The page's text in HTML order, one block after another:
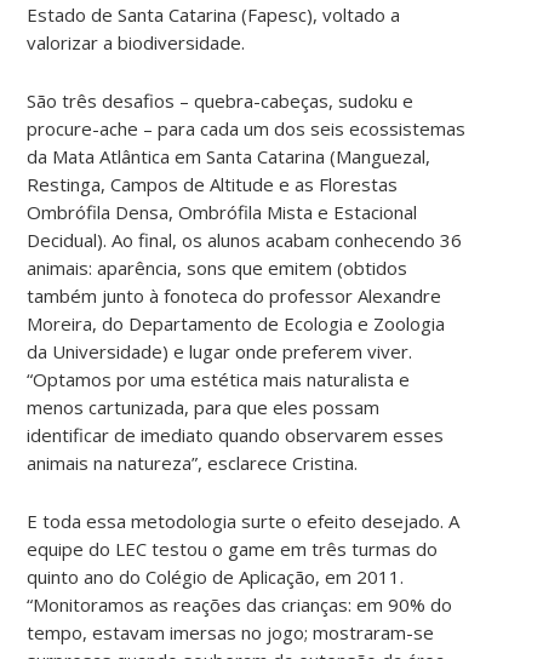
Estado de Santa Catarina (Fapesc), voltado a
valorizar a biodiversidade.
São três desafios – quebra-cabeças, sudoku e
procure-ache – para cada um dos seis ecossistemas
da Mata Atlântica em Santa Catarina (Manguezal,
Restinga, Campos de Altitude e as Florestas
Ombrófila Densa, Ombrófila Mista e Estacional
Decidual). Ao final, os alunos acabam conhecendo 36
animais: aparência, sons que emitem (obtidos
também junto à fonoteca do professor Alexandre
Moreira, do Departamento de Ecologia e Zoologia
da Universidade) e lugar onde preferem viver.
“Optamos por uma estética mais naturalista e
menos cartunizada, para que eles possam
identificar de imediato quando observarem esses
animais na natureza”, esclarece Cristina.
E toda essa metodologia surte o efeito desejado. A
equipe do LEC testou o game em três turmas do
quinto ano do Colégio de Aplicação, em 2011.
“Monitoramos as reações das crianças: em 90% do
tempo, estavam imersas no jogo; mostraram-se